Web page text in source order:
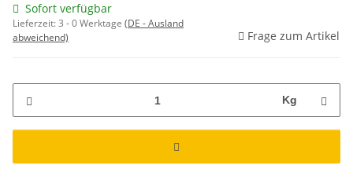
Sofort verfügbar
Lieferzeit:3 - 0 Werktage (DE - Ausland
abweichend)
Frage zum Artikel
Kg